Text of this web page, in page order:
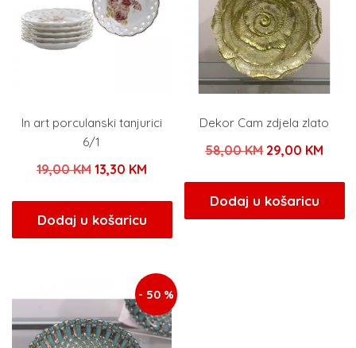
In art porculanski tanjurici
6/1
19,00KM Izvorna
bila
je:
13,30 KMTrenutna
je:
13,30 KM.
Dodaj u košaricu
Dekor Cam zdjela zlato
58,00KM Izvorna
bila
je:
29,00 KM
Dodaj u košaricu
- 50 %